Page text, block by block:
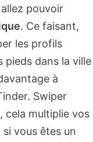
pouvoir
. Ce faisant,
les profils
pieds dans la ville
à
Swiper
cela multiplie vos
vous êtes un